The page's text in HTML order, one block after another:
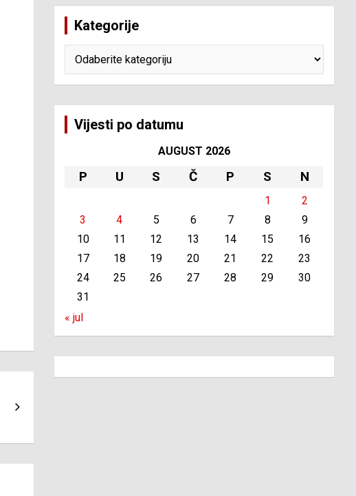
Kategorije
Vijesti po datumu
AUGUST 2026
P U S Č P S N
1
2
3
4 5 6 7 8
9
10
11 12 13 14 15
16
17
18 19 20 21 22
23
24
25 26 27 28 29
30
31
« jul